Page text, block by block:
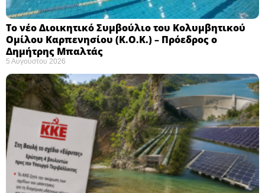
Το νέο Διοικητικό Συμβούλιο του Κολυμβητικού
Ομίλου Καρπενησίου (Κ.Ο.Κ.) – Πρόεδρος ο
Δημήτρης Μπαλτάς
5 Αυγούστου 2026